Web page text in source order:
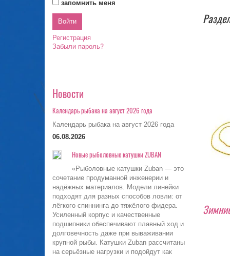
запомнить меня
Регистрация
Забыли пароль?
Новости
Календарь рыбака на август 2026 года
Календарь рыбака на август 2026 года
06.08.2026
Новые рыболовные катушки ZUBAN
«Рыболовные катушки Zuban — это
сочетание продуманной инженерии и
надёжных материалов. Модели линейки
подходят для разных способов ловли: от
лёгкого спиннинга до тяжёлого фидера.
Усиленный корпус и качественные
подшипники обеспечивают плавный ход и
долговечность даже при вываживании
крупной рыбы. Катушки Zuban рассчитаны
на серьёзные нагрузки и подойдут как